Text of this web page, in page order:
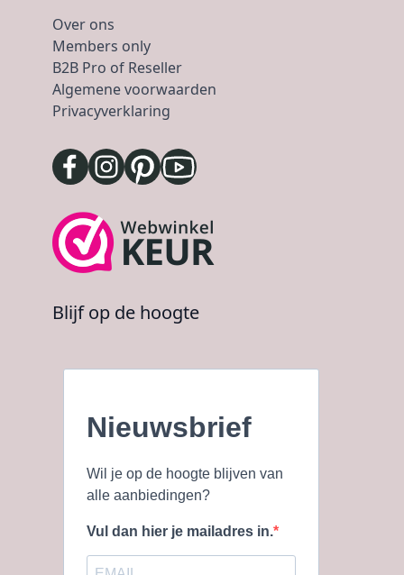
Over ons
Members only
B2B Pro of Reseller
Algemene voorwaarden
Privacyverklaring
Blijf op de hoogte
Nieuwsbrief
Wil je op de hoogte blijven van
alle aanbiedingen?
Vul dan hier je mailadres in.